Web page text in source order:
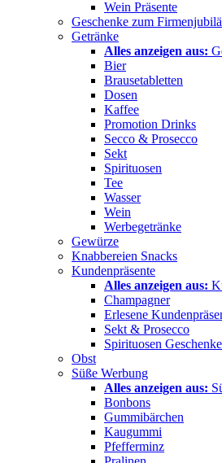
Wein Präsente
Geschenke zum
Getränke
Alles anzeigen aus:
Bier
Brausetabletten
Dosen
Kaffee
Promotion Drinks
Secco & Prosecco
Sekt
Spirituosen
Tee
Wasser
Wein
Werbegetränke
Gewürze
Knabbereien Snacks
Kundenpräsente
Alles anzeigen aus:
Champagner
Erlesene
Sekt & Prosecco
Spirituosen Geschenke
Obst
Süße Werbung
Alles anzeigen aus:
Bonbons
Gummibärchen
Kaugummi
Pfefferminz